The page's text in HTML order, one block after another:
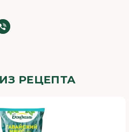
РЕЦЕПТА